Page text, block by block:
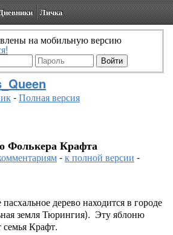
Личка
на мобильную версию
-Полная версия
Фолькера Крафта
-к полной версии -
дерево находится в городе
земля Тюрингия). Эту яблоню
Крафт.